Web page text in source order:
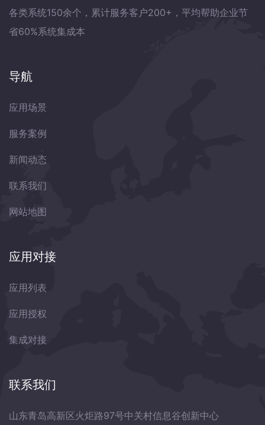
各类系统150余个，累计服务客户200+，平均帮助企业节
省60%系统集成本
导航
应用场景
服务案例
新闻动态
联系我们
网站地图
应用对接
应用列表
应用授权
集成对接
联系我们
山东青岛高新区火炬路97号中关村信息谷创新中心